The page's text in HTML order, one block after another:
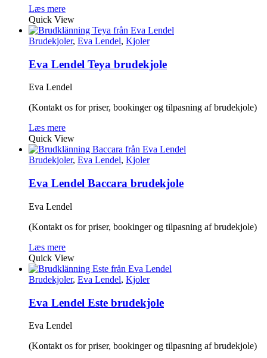
Læs mere
Quick View
Brudekjoler, Eva Lendel, Kjoler
Eva Lendel Teya brudekjole
Eva Lendel
(Kontakt os for priser, bookinger og tilpasning af brudekjole)
Læs mere
Quick View
Brudekjoler, Eva Lendel, Kjoler
Eva Lendel Baccara brudekjole
Eva Lendel
(Kontakt os for priser, bookinger og tilpasning af brudekjole)
Læs mere
Quick View
Brudekjoler, Eva Lendel, Kjoler
Eva Lendel Este brudekjole
Eva Lendel
(Kontakt os for priser, bookinger og tilpasning af brudekjole)